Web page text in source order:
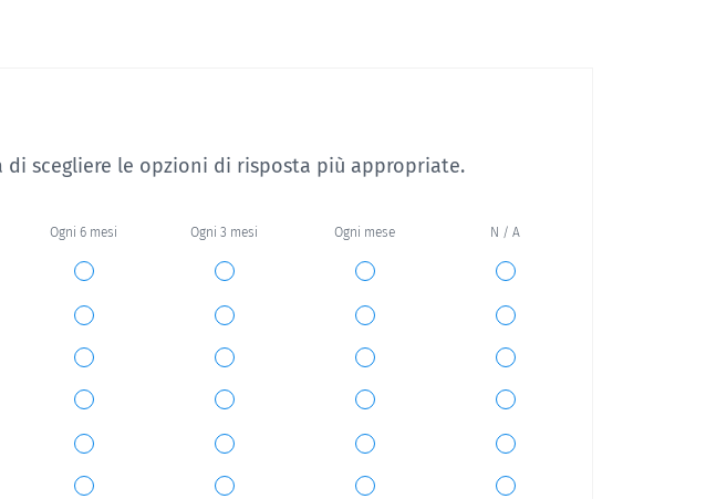
di scegliere le opzioni di risposta più appropriate.
Ogni 6 mesi Ogni 3 mesi Ogni mese N / A